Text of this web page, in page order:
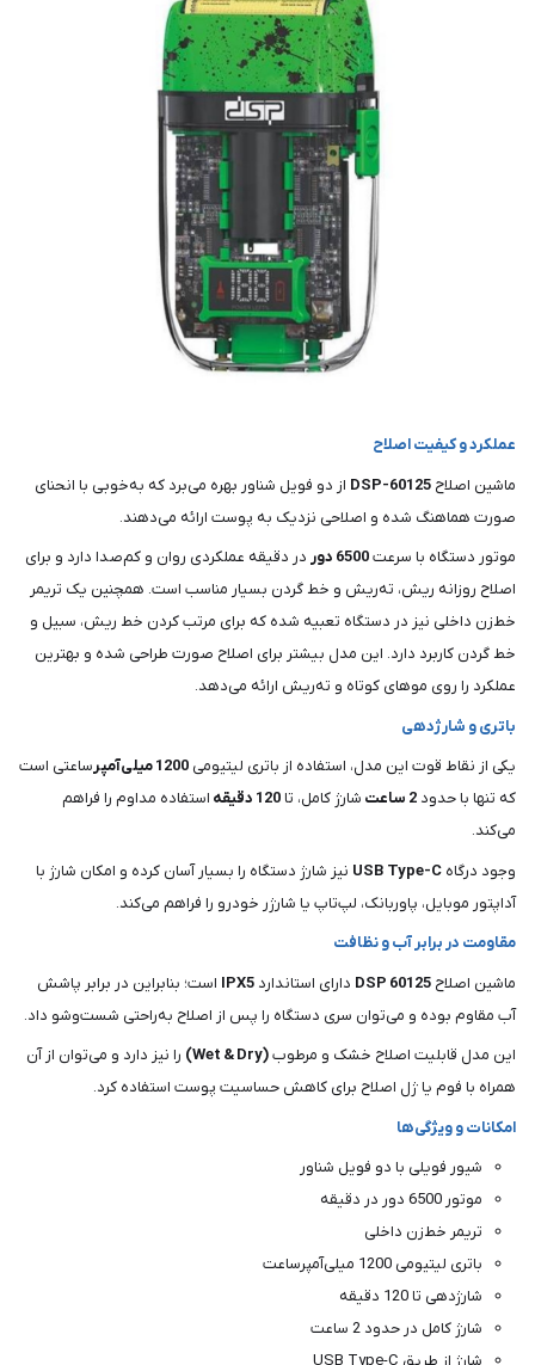
عملکرد و کیفیت اصلاح
ماشین اصلاح DSP-60125 از دو فویل شناور بهره می‌برد که به‌خوبی با انحنای
صورت هماهنگ شده و اصلاحی نزدیک به پوست ارائه می‌دهند.
موتور دستگاه با سرعت6500 دور
در دقیقه عملکردی روان و کم‌صدا دارد و برای
اصلاح روزانه ریش، ته‌ریش و خط گردن بسیار مناسب است. همچنین یک تریمر
خط‌زن داخلی نیز در دستگاه تعبیه شده که برای مرتب کردن خط ریش، سبیل و
خط گردن کاربرد دارد. این مدل بیشتر برای اصلاح صورت طراحی شده و بهترین
عملکرد را روی موهای کوتاه و ته‌ریش ارائه می‌دهد.
باتری و شارژدهی
یکی از نقاط قوت این مدل، استفاده از باتری لیتیومی 1200 میلی‌آمپر
ساعتی است
که تنها با حدود 2 ساعت شارژ کامل، تا 120 دقیقه
استفاده مداوم را فراهم
می‌کند.
وجود درگاه USB Type-C نیز شارژ دستگاه را بسیار آسان کرده و امکان شارژ با
آداپتور موبایل، پاوربانک، لپ‌تاپ یا شارژر خودرو را فراهم می‌کند.
مقاومت در برابر آب و نظافت
ماشین اصلاح DSP 60125 دارای استاندارد IPX5 است؛ بنابراین در برابر پاشش
آب مقاوم بوده و می‌توان سری دستگاه را پس از اصلاح به‌راحتی شست‌وشو داد.
این مدل قابلیت اصلاح خشک و مرطوب(Wet & Dry)
را نیز دارد و می‌توان از آن
همراه با فوم یا ژل اصلاح برای کاهش حساسیت پوست استفاده کرد.
امکانات و ویژگی‌ها
شیور فویلی با دو فویل شناور
موتور 6500 دور در دقیقه
تریمر خط‌زن داخلی
باتری لیتیومی 1200 میلی‌آمپرساعت
شارژدهی تا 120 دقیقه
شارژ کامل در حدود 2 ساعت
شارژ از طریق USB Type-C